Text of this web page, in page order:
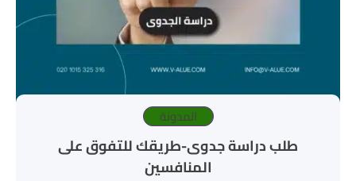
المدونة
طلب دراسة جدوى-طريقك للتفوق على
المنافسين